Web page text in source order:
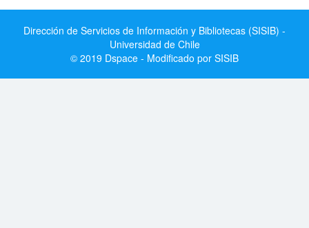
Dirección de Servicios de Información y Bibliotecas (SISIB) -
Universidad de Chile
© 2019 Dspace - Modificado por SISIB